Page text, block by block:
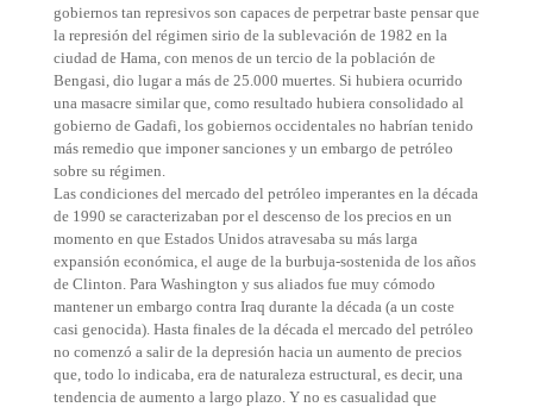
gobiernos tan represivos son capaces de perpetrar baste pensar que
la represión del régimen sirio de la sublevación de 1982 en la
ciudad de Hama, con menos de un tercio de la población de
Bengasi, dio lugar a más de 25.000 muertes. Si hubiera ocurrido
una masacre similar que, como resultado hubiera consolidado al
gobierno de Gadafi, los gobiernos occidentales no habrían tenido
más remedio que imponer sanciones y un embargo de petróleo
sobre su régimen.
Las condiciones del mercado del petróleo imperantes en la década
de 1990 se caracterizaban por el descenso de los precios en un
momento en que Estados Unidos atravesaba su más larga
expansión económica, el auge de la burbuja-sostenida de los años
de Clinton. Para Washington y sus aliados fue muy cómodo
mantener un embargo contra Iraq durante la década (a un coste
casi genocida). Hasta finales de la década el mercado del petróleo
no comenzó a salir de la depresión hacia un aumento de precios
que, todo lo indicaba, era de naturaleza estructural, es decir, una
tendencia de aumento a largo plazo. Y no es casualidad que